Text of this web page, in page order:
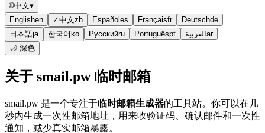
🌐中文▾
Englishen ✓中文zh Español es Françaisfr Deutschde
日本語ja 한국어 ko Русскийru Portuguêspt العربية ar
🌙 深色
关于 smail.pw 临时邮箱
smail.pw 是一个专注于临时邮箱生成器的工具站。你可以在几
秒内生成一次性邮箱地址，用来收验证码、确认邮件和一次性
通知，减少真实邮箱暴露。